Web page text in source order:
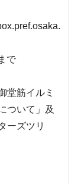
で
堂筋イルミ
ついて」及
ーズツリ